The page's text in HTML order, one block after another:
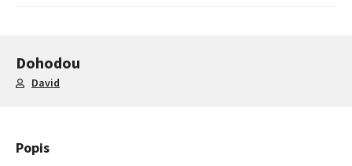
Dohodou
David
Popis